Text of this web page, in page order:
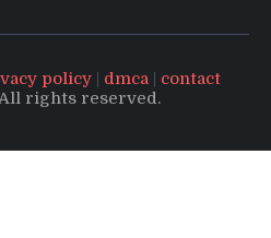
policy| dmca| contact
rights reserved.